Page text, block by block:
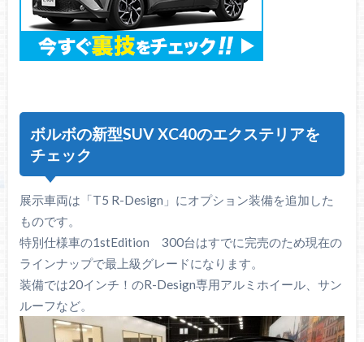
ボルボの新型SUV XC40のエクステリアを
チェック
展示車両は「T5 R-Design」にオプション装備を追加した
ものです。
特別仕様車の1stEdition 300台はすでに完売のため現在の
ラインナップで最上級グレードになります。
装備では20インチ！のR-Design専用アルミホイール、サン
ルーフなど。